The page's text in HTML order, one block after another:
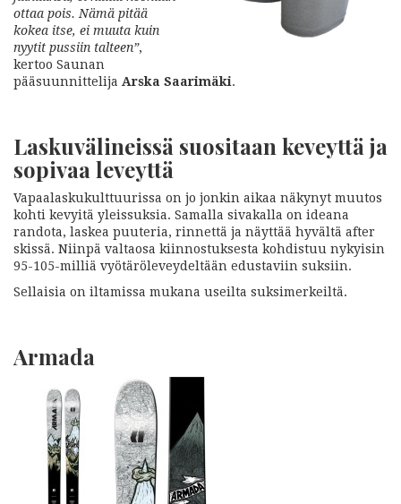
ottaa pois. Nämä pitää
kokea itse, ei muuta kuin
nyytit pussiin talteen”,
kertoo Saunan
pääsuunnittelija Arska Saarimäki.
Laskuvälineissä suositaan keveyttä ja
sopivaa leveyttä
Vapaalaskukulttuurissa on jo jonkin aikaa näkynyt muutos
kohti kevyitä yleissuksia. Samalla sivakalla on ideana
randota, laskea puuteria, rinnettä ja näyttää hyvältä after
skissä. Niinpä valtaosa kiinnostuksesta kohdistuu nykyisin
95-105-milliä vyötäröleveydeltään edustaviin suksiin.
Sellaisia on iltamissa mukana useilta suksimerkeiltä.
Armada